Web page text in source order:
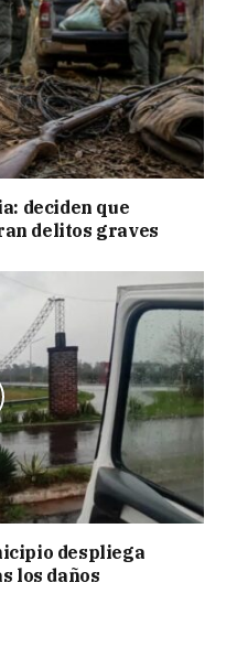
deciden que
delitos graves
despliega
los daños